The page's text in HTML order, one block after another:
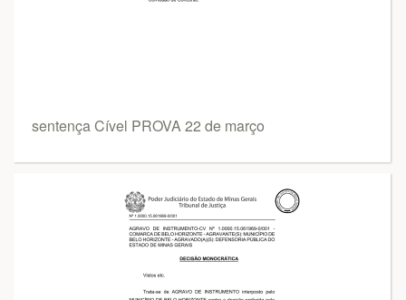
sentença Cível PROVA 22 de março